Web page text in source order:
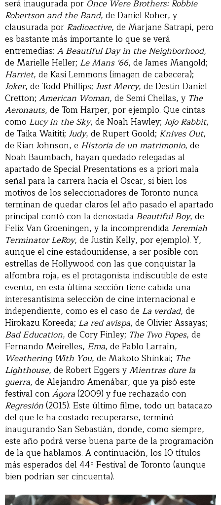
será inaugurada por Once Were Brothers: Robbie
Robertson and the Band, de Daniel Roher, y
clausurada por Radioactive, de Marjane Satrapi, pero
es bastante más importante lo que se verá
entremedias: A Beautiful Day in the Neighborhood,
de Marielle Heller; Le Mans '66, de James Mangold;
Harriet, de Kasi Lemmons (imagen de cabecera);
Joker, de Todd Phillips; Just Mercy, de Destin Daniel
Cretton; American Woman, de Semi Chellas, y The
Aeronauts, de Tom Harper, por ejemplo. Que cintas
como Lucy in the Sky, de Noah Hawley; Jojo Rabbit,
de Taika Waititi; Judy, de Rupert Goold; Knives Out,
de Rian Johnson, e Historia de un matrimonio, de
Noah Baumbach, hayan quedado relegadas al
apartado de Special Presentations es a priori mala
señal para la carrera hacia el Oscar, si bien los
motivos de los seleccionadores de Toronto nunca
terminan de quedar claros (el año pasado el apartado
principal contó con la denostada Beautiful Boy, de
Felix Van Groeningen, y la incomprendida Jeremiah
Terminator LeRoy, de Justin Kelly, por ejemplo). Y,
aunque el cine estadounidense, a ser posible con
estrellas de Hollywood con las que conquistar la
alfombra roja, es el protagonista indiscutible de este
evento, en esta última sección tiene cabida una
interesantísima selección de cine internacional e
independiente, como es el caso de La verdad, de
Hirokazu Koreeda; La red avispa, de Olivier Assayas;
Bad Education, de Cory Finley; The Two Popes, de
Fernando Meirelles, Ema, de Pablo Larraín,
Weathering With You, de Makoto Shinkai; The
Lighthouse, de Robert Eggers yMientras dure la
guerra, de Alejandro Amenábar, que ya pisó este
festival conÁgora(2009) y fue rechazado con
Regresión(2015). Este último filme, todo un batacazo
del que le ha costado recuperarse, terminó
inaugurando San Sebastián, donde, como siempre,
este año podrá verse buena parte de la programación
de la que hablamos. A continuación, los 10 títulos
más esperados del 44º Festival de Toronto (aunque
bien podrían ser cincuenta).